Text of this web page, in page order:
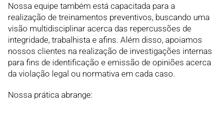
Nossa equipe também está capacitada para a
realização de treinamentos preventivos, buscando uma
visão multidisciplinar acerca das repercussões de
integridade, trabalhista e afins. Além disso, apoiamos
nossos clientes na realização de investigações internas
para fins de identificação e emissão de opiniões acerca
da violação legal ou normativa em cada caso.
Nossa prática abrange: